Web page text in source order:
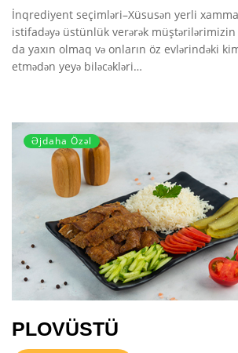
İnqrediyent seçimləri–Xüsusən yerli
istifadəyə üstünlük verərək müştərilərimizin
da yaxın olmaq və onların öz evlərindəki
etmədən yeyə biləcəkləri…
Əjdaha Özəl
PLOVÜSTÜ